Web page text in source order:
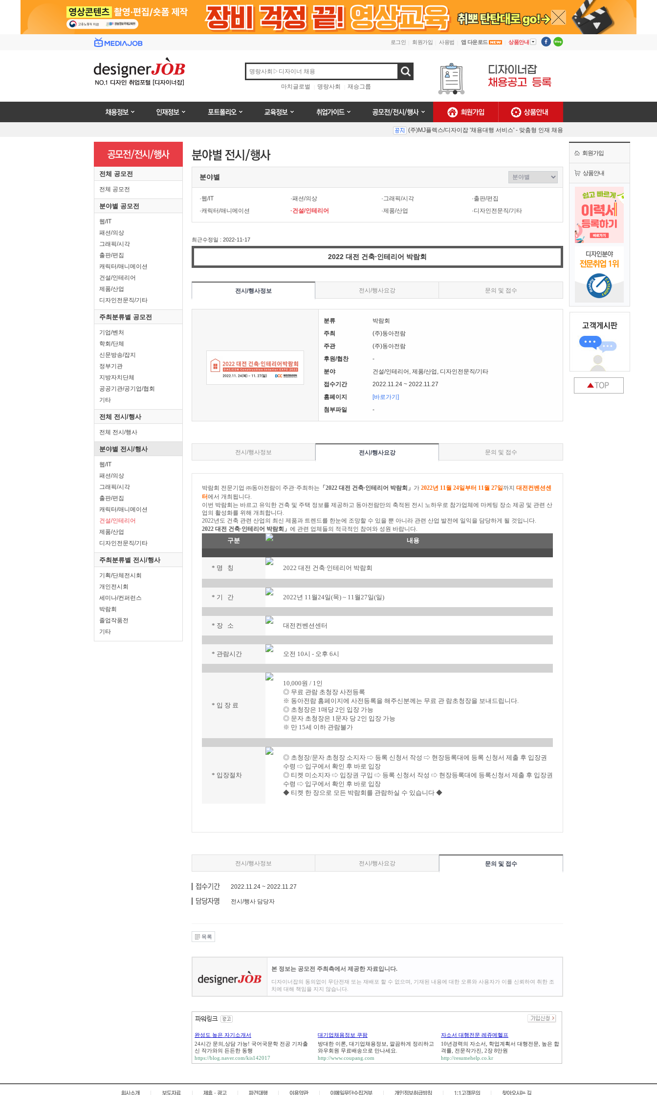
로그인 회원가입 사용법 앱 다운로드 상품안내 ▼
검색
마치글로벌 명랑사회 재승그룹
[안내] 디자이너잡 사용법
(주)MJ플렉스/디자이잡 '채용대행 서비스' - 맞춤형 인재 채용
[안내] 디자이너잡 사용법
(주)MJ플렉스/디자이잡 '채용대행 서비스' - 맞춤형 인재 채용
전체 공모전
전체 공모전
분야별 공모전
웹/IT
패션/의상
그래픽/시각
출판/편집
캐릭터/애니메이션
건설/인테리어
제품/산업
디자인전문직/기타
주최분류별 공모전
기업/벤처
학회/단체
신문방송/잡지
정부기관
지방자치단체
공공기관/공기업/협회
기타
전체 전시/행사
전체 전시/행사
분야별 전시/행사
웹/IT
패션/의상
그래픽/시각
출판/편집
캐릭터/애니메이션
건설/인테리어
제품/산업
디자인전문직/기타
주최분류별 전시/행사
기획/단체전시회
개인전시회
세미나/컨퍼런스
박람회
졸업작품전
기타
분야별
·웹/IT ·패션/의상 ·그래픽/시각
·출판/편집
·캐릭터/애니메이션
·건설/인테리어 ·제품/산업 ·디자인전문직/기타
최근수정일 : 2022-11-17
2022 대전 건축∙인테리어 박람회
전시/행사정보 전시/행사요강 문의 및 접수
분류
박람회
주최
(주)동아전람
주관
(주)동아전람
후원/협찬
-
분야
건설/인테리어, 제품/산업, 디자인전문직/기타
접수기간
2022.11.24 ~ 2022.11.27
홈페이지
[바로가기]
첨부파일
-
전시/행사정보 전시/행사요강 문의 및 접수
전시/행사정보 전시/행사요강 문의 및 접수
2022.11.24 ~ 2022.11.27
전시/행사 담당자
목록
본 정보는 공모전 주최측에서 제공한 자료입니다.
디자이너잡의 동의없이 무단전재 또는 재배포 할 수 없으며, 기재된 내용에 대한 오류와 사용자가 이를 신뢰하여 취한 조
치에 대해 책임을 지지 않습니다.
완성도 높은 자기소개서
24시간 문의,상담 가능! 국어국문학 전공 기자출
신 작가와의 든든한 동행
https://blog.naver.com/kis142017
대기업채용정보 쿠팡
방대한 이론, 대기업채용정보, 깔끔하게 정리하고
와우회원 무료배송으로 만나세요.
http://www.coupang.com
자소서 대행전문 레쥬메헬프
10년경력의 자소서, 학업계획서 대행전문, 높은 합
격률, 전문작가진, 2장 8만원
http://resumehelp.co.kr
회원가입
상품안내
| | | | | | | |